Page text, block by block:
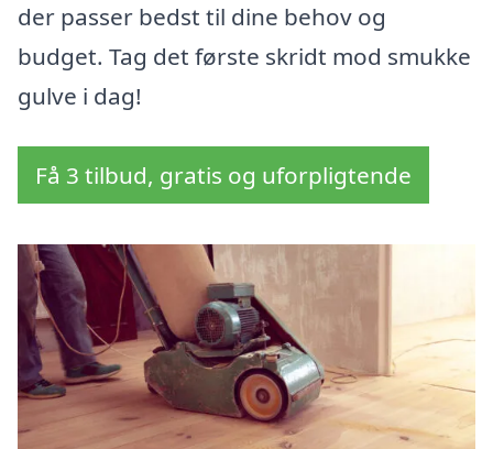
der passer bedst til dine behov og
budget. Tag det første skridt mod smukke
gulve i dag!
Få 3 tilbud, gratis og uforpligtende